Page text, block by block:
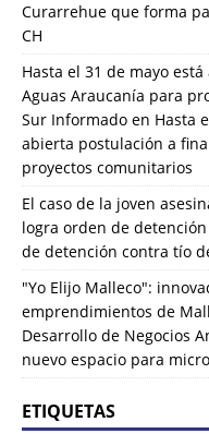
Curarrehue que forma
CH
Hasta el 31 de mayo
Aguas Araucanía para
Sur Informado en Hasta
abierta postulación a
proyectos comunitarios
El caso de la joven
logra orden de
de detención contra tío
"Yo Elijo Malleco":
emprendimientos de
Desarrollo de Negocios
nuevo espacio para
ETIQUETAS